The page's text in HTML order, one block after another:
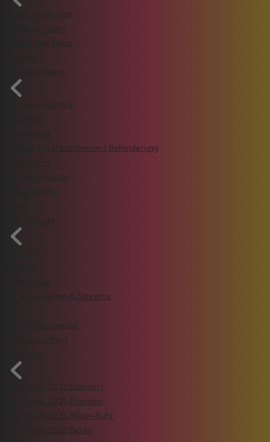
Stadt und Region
Niedersachsen
Steinhuder Meer
Nachhaltigkeit
Verhaltensregeln
Zugang für Menschen mit Behinderung
Leichte Sprache
Bildergalerie
TV Sendezeiten & Streams
Verkehrshinweise
Länderwertung
Die Finals 2027 Stuttgart
Die Finals 2025 Dresden
Die Finals 2023 Rhein-Ruhr
Die Finals 2022 Berlin